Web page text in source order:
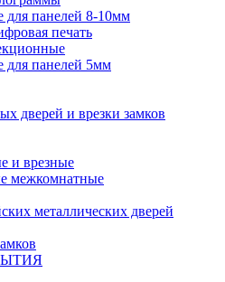
панелей 8-10мм
печать
панелей 5мм
дверей и врезки замков
и врезные
межкомнатные
металлических дверей